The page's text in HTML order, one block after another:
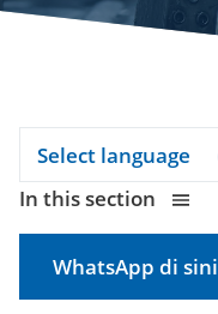
Select language
In this section
WhatsApp di sini